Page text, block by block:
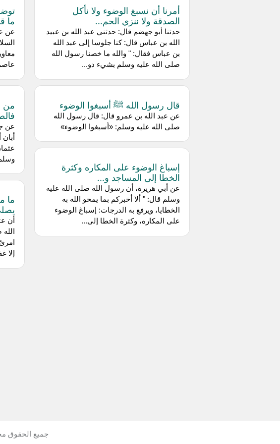
أمرنا أن نسبغ الوضوء ولا نأكل
الصدقة ولا ننزي الحم...
حدثنا أبو جهضم قال: حدثني عبد الله بن عبيد
الله بن عباس قال: كنا جلوسا إلى عبد الله
بن عباس فقال: " والله ما خصنا رسول الله
صلى الله عليه وسلم بشيء دو...
قال رسول الله ﷺ أسبغوا الوضوء
عن عبد الله بن عمرو قال: قال رسول الله
صلى الله عليه وسلم: «أسبغوا الوضوء»
إسباغ الوضوء على المكاره وكثرة
الخطا إلى المساجد و...
عن أبي هريرة، أن رسول الله صلى الله عليه
وسلم قال: " ألا أخبركم بما يمحو الله به
الخطايا، ويرفع به الدرجات: إسباغ الوضوء
على المكاره، وكثرة الخطا إلى...
ما
عن
من
عن
ما
أن
إلا
جميع الحقوق